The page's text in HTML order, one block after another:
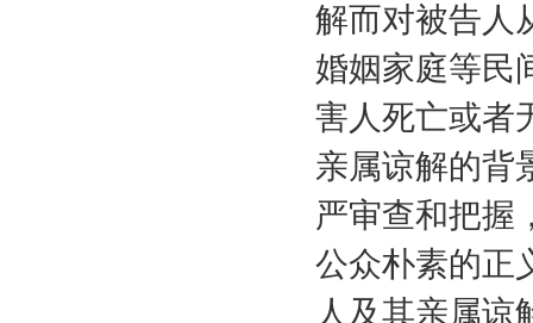
解而对被告人
婚姻家庭等民
害人死亡或者
亲属谅解的背
严审查和把握
公众朴素的正
人及其亲属谅